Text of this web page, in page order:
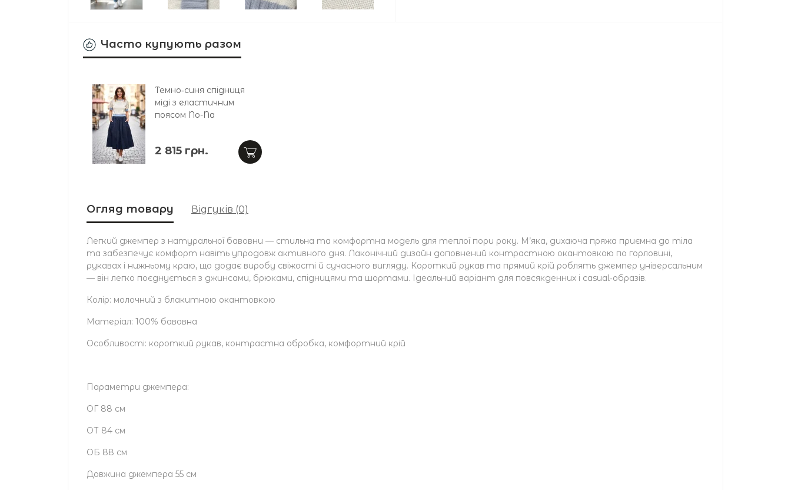
Часто купують разом
Темно‑синя спідниця
міді з еластичним
поясом No-Na
2 815 грн.
Огляд товару Відгуків (0)
Легкий джемпер з натуральної бавовни — стильна та комфортна модель для теплої пори року. М’яка, дихаюча пряжа приємна до тіла
та забезпечує комфорт навіть упродовж активного дня. Лаконічний дизайн доповнений контрастною окантовкою по горловині,
рукавах і нижньому краю, що додає виробу свіжості й сучасного вигляду. Короткий рукав та прямий крій роблять джемпер універсальним
— він легко поєднується з джинсами, брюками, спідницями та шортами. Ідеальний варіант для повсякденних і casual‑образів.
Колір: молочний з блакитною окантовкою
Матеріал: 100% бавовна
Особливості: короткий рукав, контрастна обробка, комфортний крій
Параметри джемпера:
ОГ 88 см
ОТ 84 см
ОБ 88 см
Довжина джемпера 55 см